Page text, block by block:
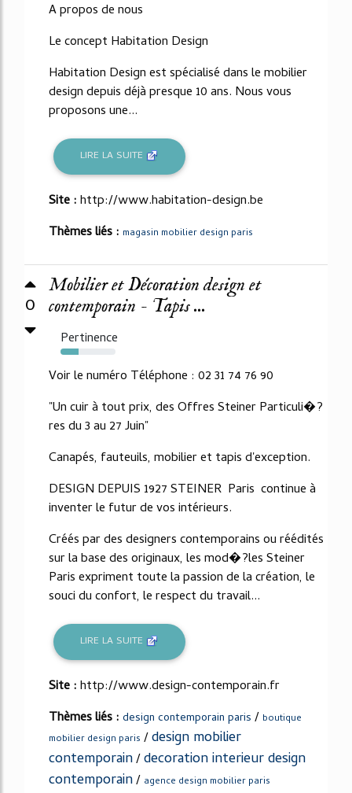
A propos de nous
Le concept Habitation Design
Habitation Design est spécialisé dans le mobilier
design depuis déjà presque 10 ans. Nous vous
proposons une...
LIRE LA SUITE
Site :http://www.habitation-design.be
Thèmes liés : magasin mobilier design paris
0
Mobilier et Décoration design et
contemporain - Tapis ...
Pertinence
33%
Voir le numéro Téléphone : 02 31 74 76 90
"Un cuir à tout prix, des Offres Steiner Particuli�?
res du 3 au 27 Juin"
Canapés, fauteuils, mobilier et tapis d'exception.
DESIGN DEPUIS 1927 STEINER Paris continue à
inventer le futur de vos intérieurs.
Créés par des designers contemporains ou réédités
sur la base des originaux, les mod�?les Steiner
Paris expriment toute la passion de la création, le
souci du confort, le respect du travail...
LIRE LA SUITE
Site :http://www.design-contemporain.fr
Thèmes liés : design contemporain paris / boutique
mobilier design paris /design mobilier
contemporain/decoration interieur design
contemporain/ agence design mobilier paris